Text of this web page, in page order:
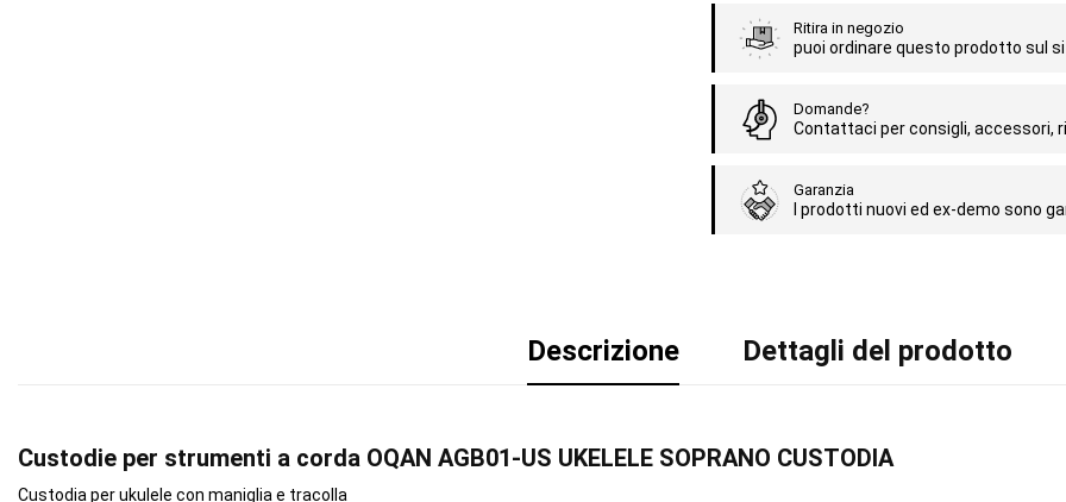
Ritira in negozio
puoi ordinare questo prodotto sul
Domande?
Contattaci per consigli, accessori,
Garanzia
I prodotti nuovi ed ex-demo sono
Descrizione Dettagli del prodotto
Custodie per strumenti a corda OQAN AGB01-US UKELELE SOPRANO CUSTODIA
Custodia per ukulele con maniglia e tracolla